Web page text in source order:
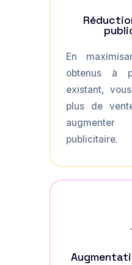
En
obtenus à
existant,
plus de
publicitaire.